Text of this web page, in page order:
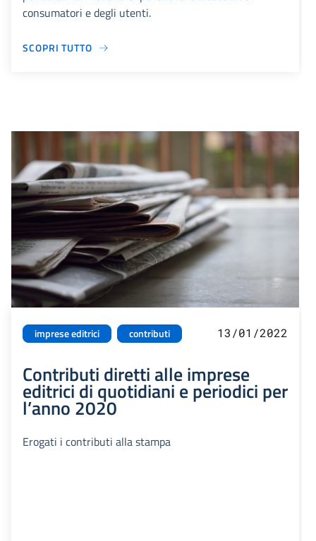
consumatori e degli utenti.
SCOPRI TUTTO
imprese editrici contributi 13/01/2022
Contributi diretti alle imprese
editrici di quotidiani e periodici per
l’anno 2020
Erogati i contributi alla stampa